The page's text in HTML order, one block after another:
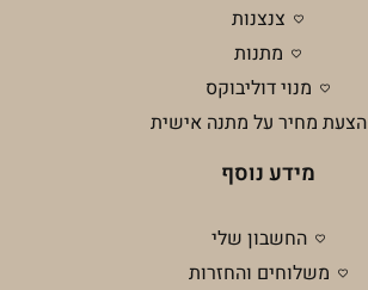
צנצנות
מתנות
מנוי דוליבוקס
הצעת מחיר על מתנה אישית
מידע נוסף
החשבון שלי
משלוחים והחזרות